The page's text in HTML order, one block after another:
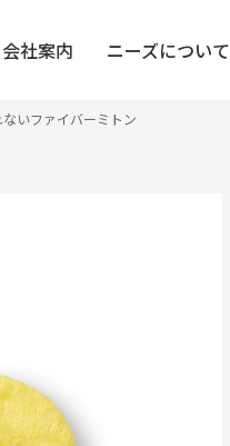
会社案内 ニーズについて
いファイバーミトン